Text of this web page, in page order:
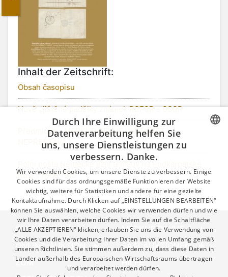
Inhalt der Zeitschrift:
Obsah časopisu
Nově zjištěné padělky známek RSFSR a SSSR
Předmluva - MERKUR REVUE VYCHÁZET
NEPŘESTÁVÁ !
Rusi v roce 1915
ONLINE-SHOP
MERKUR REVUE
ONLINE-AUKTION
SAALAUKTIONEN
ZUM
HILFE
ENGLISH
Durch Ihre Einwilligung zur
Datenverarbeitung helfen Sie
uns, unsere Dienstleistungen zu
verbessern. Danke.
Wir verwenden Cookies, um unsere Dienste zu verbessern. Einige
Cookies sind für das ordnungsgemäße Funktionieren der Website
wichtig, weitere für Statistiken und andere für eine gezielte
Kontaktaufnahme. Durch Klicken auf „EINSTELLUNGEN BEARBEITEN“
können Sie auswählen, welche Cookies wir verwenden dürfen und wie
wir Ihre Daten verarbeiten dürfen. Indem Sie auf die Schaltfläche
„ALLE AKZEPTIEREN“ klicken, erlauben Sie uns die Verwendung von
Cookies und die Verarbeitung Ihrer Daten im vollen Umfang gemäß
unseren Richtlinien. Sie stimmen außerdem zu, dass diese Daten in
Länder außerhalb des Europäischen Wirtschaftsraums übertragen
und verarbeitet werden dürfen.